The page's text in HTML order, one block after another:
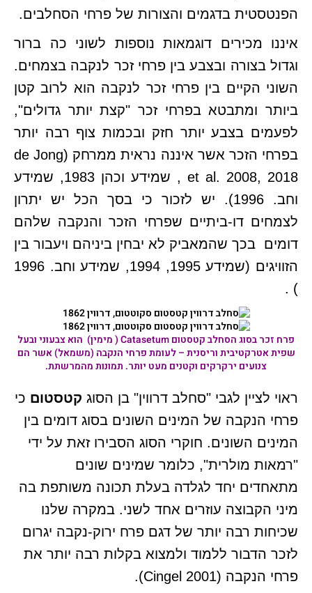
הפנטסטית בדגמים והצורות של פרחי הסחלבים.
איננו מכירים דוגמאות נוספות לשוני כה ברור
וגדול בצורה ובצבע בין פרחי זכר לנקבה בצמחים.
השוני הקיים בין פרחי זכר לנקבה הוא לרוב קטן
ביותר ומתבטא בפרחי זכר "קצת יותר גדולים",
לפעמים בצבע יותר חזק ובכמות צוף רבה יותר
בפרחי הזכר אשר איננה נראית ממרחק (de Jong
et al. 2008, 2018 , שמידע וכהן 1983, שמידע
וחב. 1996). יש לזכור כי בסך הכל יש יתרון
לצמחים דו-ביתיים שפרחי הזכר והנקבה שלהם
דומים בכך שהמאביק לא יבחין ביניהם ויעבור בין
הזוויגים (שמידע 1995, 1994, שמידע וחב. 1996
) .
פרח זכר בסוג הסחלבקטסטוםCatasetum( מימין) הוא צבעוני ובעל
שפית אטרקטיבית וריסנית – לעומת פרחי הנקבה (משמאל) אשר הם
צנועים ירקרקים וקטנים מעט יותר. תמונות מהמרשתת.
ראוי לציין לגבי "סחלב דרווין" בן הסוג קטסטום כי
פרחי הנקבה של המינים השונים בסוג דומים בין
המינים השונים. חוקרי הסוג הסבירו זאת על ידי
"רמאות מולרית", כלומר שמינים שונים
מתאחדים יחד לגלדה בעלת תכונה משותפת בה
מיני הקבוצה עוזרים אחד לשני. במקרה שלנו
שכיחות רבה יותר של דגם פרח ירוק-נקבה יגרום
לזכר הדבור ללמוד ולמצוא בקלות רבה יותר את
פרחי הנקבה (Cingel 2001).